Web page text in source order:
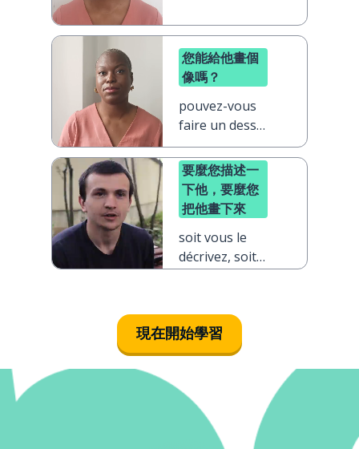
您能給他畫個
像嗎？
pouvez-vous
faire un dessin
de lui ?
要麼您描述一
下他，要麼您
把他畫下來
soit vous le
décrivez, soit
現在開始學習